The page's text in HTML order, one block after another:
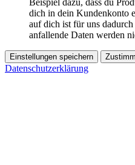
dich in dein Kundenkonto
auf dich ist für uns
anfallende Daten werden
Einstellungen speichern
Datenschutzerklärung